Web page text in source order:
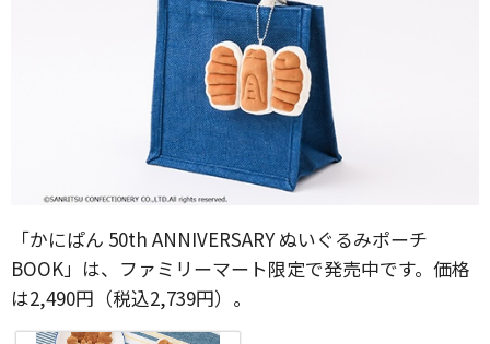
「かにぱん 50th ANNIVERSARY ぬいぐるみポーチ
BOOK」は、ファミリーマート限定で発売中です。価格
は2,490円（税込2,739円）。